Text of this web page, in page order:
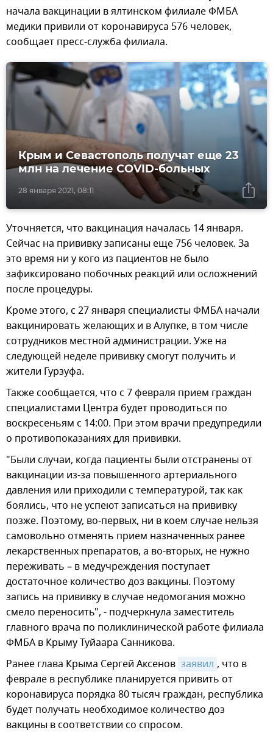
начала вакцинации в ялтинском филиале ФМБА
медики привили от коронавируса 576 человек,
сообщает пресс-служба филиала.
28 января 2021, 08:11
Крым и Севастополь получат еще 23
млн на лечение COVID-больных
Уточняется, что вакцинация началась 14 января.
Сейчас на прививку записаны еще 756 человек. За
это время ни у кого из пациентов не было
зафиксировано побочных реакций или осложнений
после процедуры.
Кроме этого, с 27 января специалисты ФМБА начали
вакцинировать желающих и в Алупке, в том числе
сотрудников местной администрации. Уже на
следующей неделе прививку смогут получить и
жители Гурзуфа.
Также сообщается, что с 7 февраля прием граждан
специалистами Центра будет проводиться по
воскресеньям с 14:00. При этом врачи предупредили
о противопоказаниях для прививки.
"Были случаи, когда пациенты были отстранены от
вакцинации из-за повышенного артериального
давления или приходили с температурой, так как
боялись, что не успеют записаться на прививку
позже. Поэтому, во-первых, ни в коем случае нельзя
самовольно отменять прием назначенных ранее
лекарственных препаратов, а во-вторых, не нужно
переживать – в медучреждения поступает
достаточное количество доз вакцины. Поэтому
запись на прививку в случае недомогания можно
смело переносить", - подчеркнула заместитель
главного врача по поликлинической работе филиала
ФМБА в Крыму Туйаара Санникова.
Ранее глава Крыма Сергей Аксенов заявил , что в
феврале в республике планируется привить от
коронавируса порядка 80 тысяч граждан, республика
будет получать необходимое количество доз
вакцины в соответствии со спросом.